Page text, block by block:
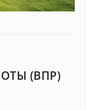
(ВПР)